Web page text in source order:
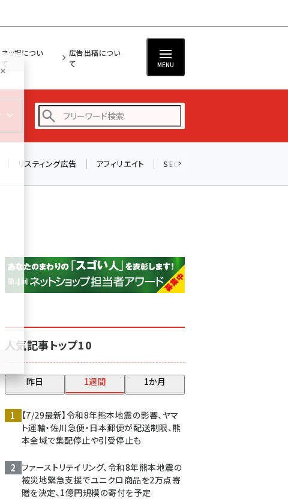
ネッ担につい
て
広告出稿につい
て
MENU
アスクル (1119)
base (1074)
リスティング広告 アフィリエイト SEO
人気記事トップ10
昨日 1週間 1か月
【7/29最新】令和8年熊本地震の影響、ヤマ
ト運輸・佐川急便・日本郵便が配送制限、熊
本全域で集配停止や引受停止も
ファーストリテイリング、令和8年熊本地震の
被災地緊急支援でユニクロ商品を2万点寄
贈を決定、1億円規模の寄付を予定